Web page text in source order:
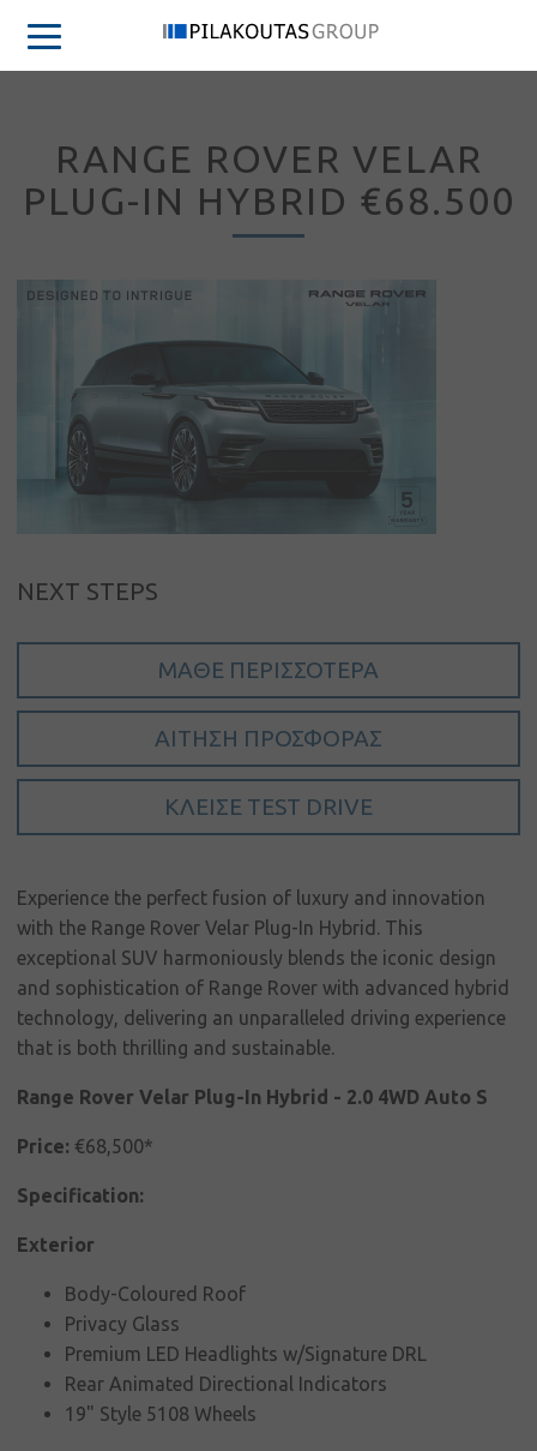
Συνδεση
λογαριασμός
μου
Γλώσσα
Αρχική
Όμιλος
Πηλακούτα
Μάρκες
Νέα &
εκδηλώσεις
Πωλήσεις
αυτοκίνητα
κοινωνική
ευθύνη
Επικοινωνία
RANGE ROVER VELAR
PLUG-IN HYBRID €68.500
NEXT STEPS
ΜΆΘΕ ΠΕΡΙΣΣΌΤΕΡΑ
ΑΊΤΗΣΗ ΠΡΟΣΦΟΡΆΣ
ΚΛΕΊΣΕ TEST DRIVE
Experience the perfect fusion of luxury and innovation
with the Range Rover Velar Plug-In Hybrid. This
exceptional SUV harmoniously blends the iconic design
and sophistication of Range Rover with advanced hybrid
technology, delivering an unparalleled driving experience
that is both thrilling and sustainable.
Range Rover Velar Plug-In Hybrid - 2.0 4WD Auto S
Price: €68,500*
Specification:
Exterior
Body-Coloured Roof
Privacy Glass
Premium LED Headlights w/Signature DRL
Rear Animated Directional Indicators
19" Style 5108 Wheels